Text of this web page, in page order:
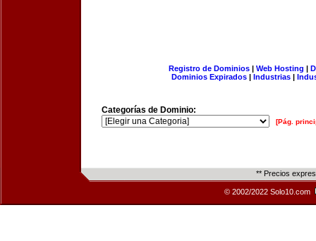
Registro de Dominios| Web Hosting |
Dominios Expirados | Industrias |
Categorías de Dominio:
[Pág.
** Precios
© 2002/2022 Solo10.com